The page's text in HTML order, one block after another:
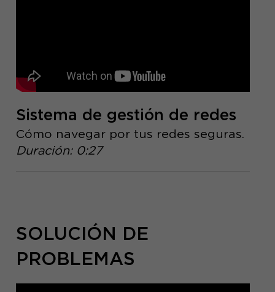
Sistema de gestión de redes
Cómo navegar por tus redes seguras.
Duración: 0:27
SOLUCIÓN DE
PROBLEMAS